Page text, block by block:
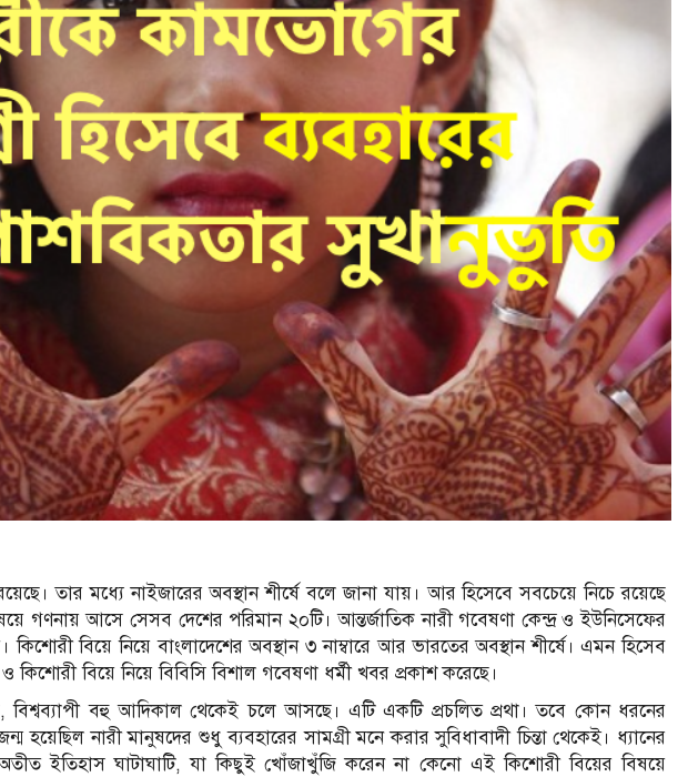
তার মধ্যে নাইজারের অবস্থান শীর্ষে বলে জানা যায়। আর হিসেবে সবচেয়ে নিচে রয়েছে
গণনায় আসে সেসব দেশের পরিমান ২০টি। আন্তর্জাতিক নারী গবেষণা কেন্দ্র ও ইউনিসেফের
বিয়ে নিয়ে বাংলাদেশের অবস্থান ৩ নাম্বারে আর ভারতের অবস্থান শীর্ষে। এমন হিসেব
কিশোরী বিয়ে নিয়ে বিবিসি বিশাল গবেষণা ধর্মী খবর প্রকাশ করেছে।
বিশ্বব্যাপী বহু আদিকাল থেকেই চলে আসছে। এটি একটি প্রচলিত প্রথা। তবে কোন ধরনের
হয়েছিল নারী মানুষদের শুধু ব্যবহারের সামগ্রী মনে করার সুবিধাবাদী চিন্তা থেকেই। ধ্যানের
ইতিহাস ঘাটাঘাটি, যা কিছুই খোঁজাখুঁজি করেন না কেনো এই কিশোরী বিয়ের বিষয়ে